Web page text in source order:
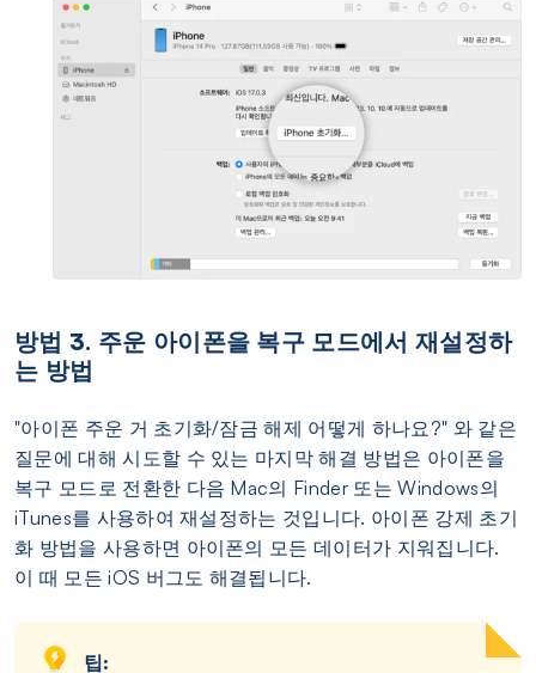
방법 3. 주운 아이폰을 복구 모드에서 재설정하
는 방법
"아이폰 주운 거 초기화/잠금 해제 어떻게 하나요?" 와 같은
질문에 대해 시도할 수 있는 마지막 해결 방법은 아이폰을
복구 모드로 전환한 다음 Mac의 Finder 또는 Windows의
iTunes를 사용하여 재설정하는 것입니다. 아이폰 강제 초기
화 방법을 사용하면 아이폰의 모든 데이터가 지워집니다.
이 때 모든 iOS 버그도 해결됩니다.
팁: